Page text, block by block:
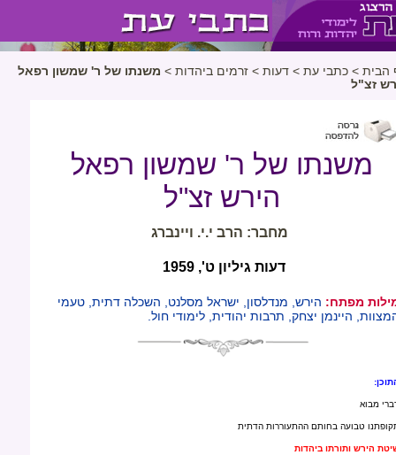
הבית > כתבי עת > דעות > זרמים ביהדות > משנתו של ר' שמשון רפאל
זצ"ל
משנתו של ר' שמשון רפאל
הירש זצ"ל
מחבר: הרב י.י. ויינברג
דעות גיליון ט', 1959
מפתח: הירש, מנדלסון, ישראל מסלנט, השכלה דתית, טעמי
היינמן יצחק, תרבות יהודית, לימודי חול.
מבוא
טבועה בחותם ההתעוררות הדתית
הירש ותורתו ביהדות